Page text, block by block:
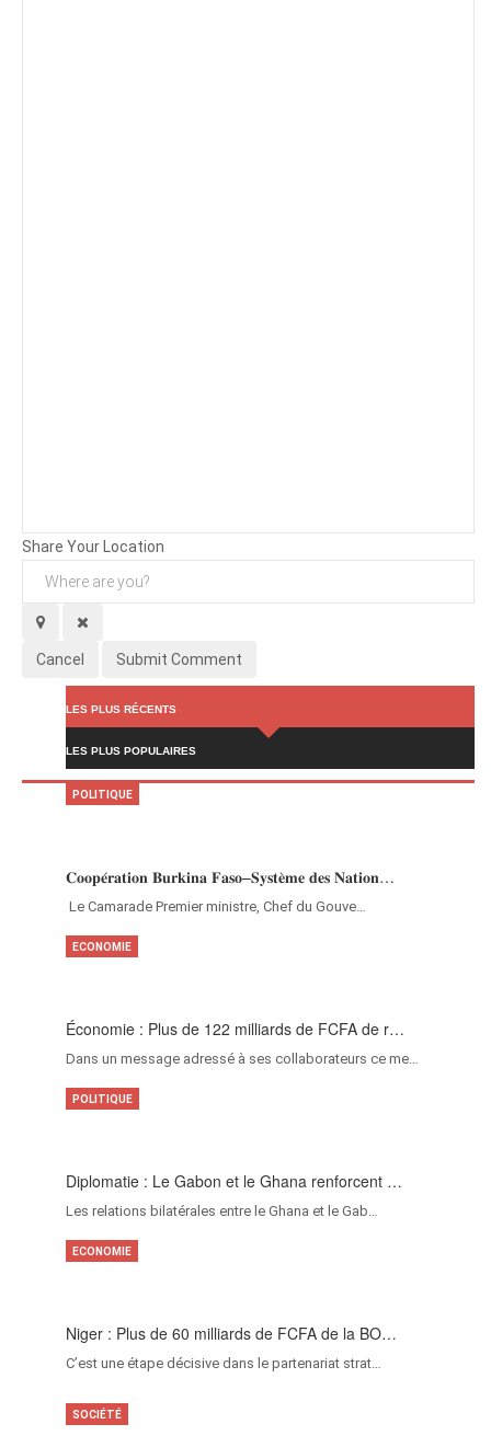
Share Your Location
Cancel Submit Comment
LES PLUS RÉCENTS
LES PLUS POPULAIRES
𝐂𝐨𝐨𝐩𝐞́𝐫𝐚𝐭𝐢𝐨𝐧 𝐁𝐮𝐫𝐤𝐢𝐧𝐚 𝐅𝐚𝐬𝐨–𝐒𝐲𝐬𝐭𝐞̀𝐦𝐞 𝐝𝐞𝐬 𝐍𝐚𝐭𝐢𝐨𝐧…
‎Le Camarade Premier ministre, Chef du Gouve…
POLITIQUE
Économie : Plus de 122 milliards de FCFA de r…
Dans un message adressé à ses collaborateurs ce me…
ECONOMIE
Diplomatie : Le Gabon et le Ghana renforcent …
Les relations bilatérales entre le Ghana et le Gab…
POLITIQUE
Niger : Plus de 60 milliards de FCFA de la BO…
C’est une étape décisive dans le partenariat strat…
ECONOMIE
SOCIÉTÉ